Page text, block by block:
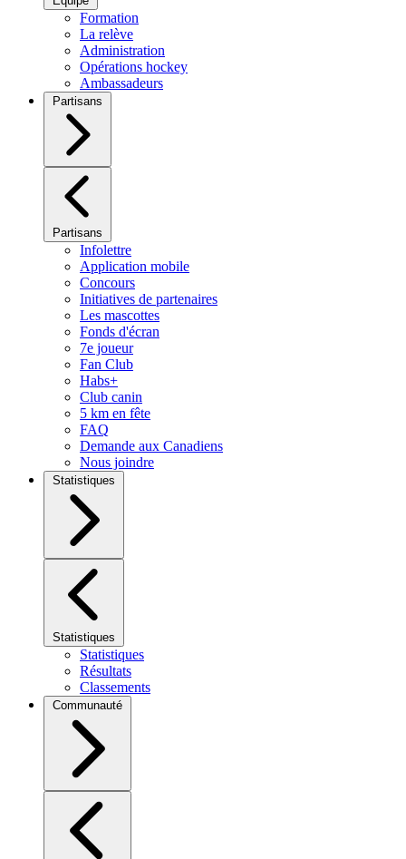
Formation
La relève
Administration
Opérations hockey
Ambassadeurs
Partisans
Partisans
Infolettre
Application mobile
Concours
Initiatives de partenaires
Les mascottes
Fonds d'écran
7e joueur
Fan Club
Habs+
Club canin
5 km en fête
FAQ
Demande aux Canadiens
Nous joindre
Statistiques
Statistiques
Statistiques
Résultats
Classements
Communauté